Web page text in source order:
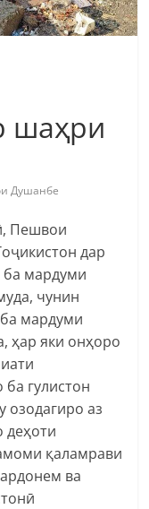
шаҳри
Душанбе
Пешвои
дар
мардуми
чунин
мардуми
ҳар яки онҳоро
гулистон
озодагиро аз
деҳоти
қаламрави
ва